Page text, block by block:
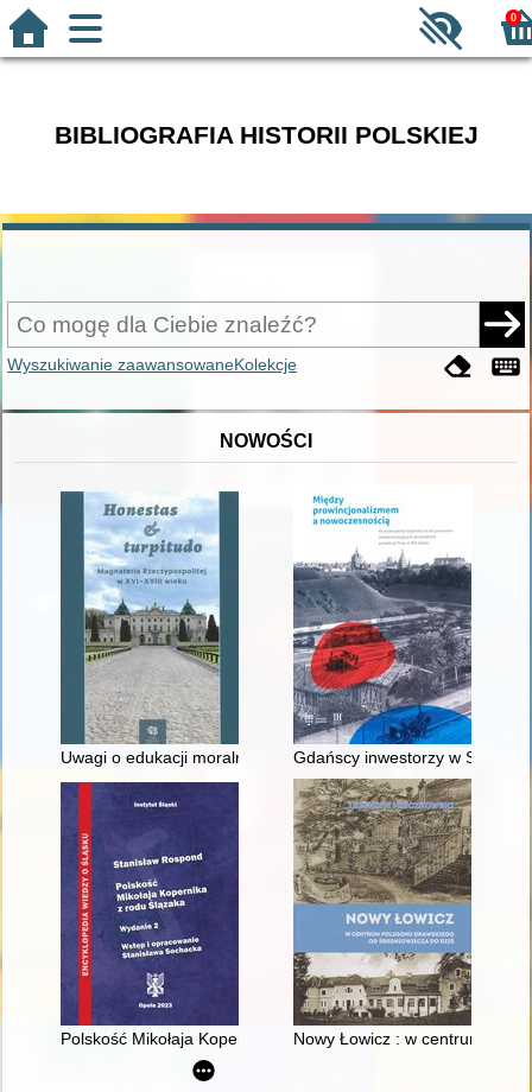
0
BIBLIOGRAFIA HISTORII POLSKIEJ
Wyszukiwanie zaawansowaneKolekcje
NOWOŚCI
Uwagi o edukacji moralnej synów szlacheckich w XVI-
Gdańscy inwestorzy w
Polskość Mikołaja Kopernika z rodu ŚlązakaNowy Łowicz : w centrum